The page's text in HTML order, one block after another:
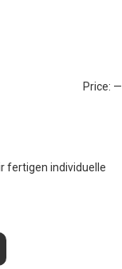
Price: —
fertigen individuelle